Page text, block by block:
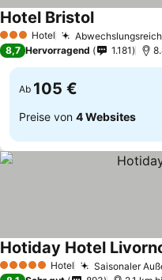
3 SterneHotel
Hotel Bristol
8,7 Hervorragend 1.181
Ab 105 €
Preise von 4 Websites
5 Sterne Hotel Saisonaler
Hotiday Hotel